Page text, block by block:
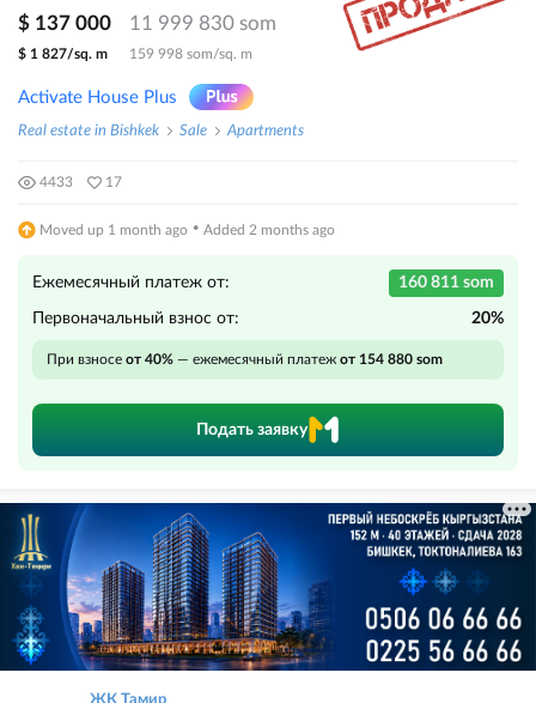
$ 137 000 11 999 830 som
$ 1 827/sq. m 159 998 som/sq. m
Activate House Plus
Real estate in Bishkek Sale Apartments
4433 17
Moved up 1 month ago · Added 2 months ago
Ежемесячный платеж от: 160 811 som
Первоначальный взнос от: 20%
При взносе от 40% — ежемесячный платеж от 154 880 som
Подать заявку